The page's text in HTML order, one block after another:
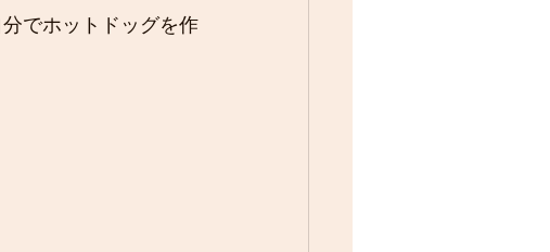
でホットドッグを作